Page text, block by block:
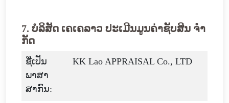
7. ບໍລິສັດ ເຄເຄລາວ ປະເມີນມູນຄ່າຊັບສິນ ຈໍາ
ກັດ
ຊື່ເປັນ
ພາສາ
ສາກົນ:
KK Lao APPRAISAL Co., LTD